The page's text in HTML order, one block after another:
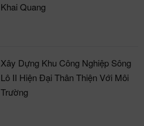
Khai Quang
Xây Dựng Khu Công Nghiệp Sông
Lô II Hiện Đại Thân Thiện Với Môi
Trường